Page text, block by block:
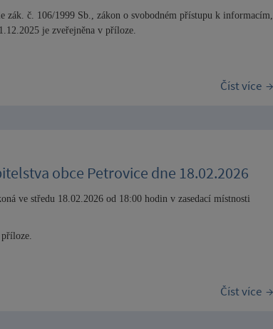
č. 106/1999 Sb., zákon o svobodném přístupu k informacím,
je zveřejněna v příloze.
Číst více
obce Petrovice dne 18.02.2026
ve středu 18.02.2026 od 18:00 hodin v zasedací místnosti
Číst více